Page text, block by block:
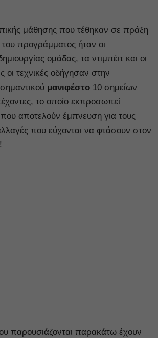
μάθησης που τέθηκαν σε πράξη
του προγράμματος ήταν οι
ομάδας, τα ντιμπέιτ και οι
οι τεχνικές οδήγησαν στην
μανιφέστο 10 σημείων
το οποίο εκπροσωπεί
που αποτελούν έμπνευση για τους
που εύχονται να φτάσουν στον
παρουσιάζονται παρακάτω έχουν